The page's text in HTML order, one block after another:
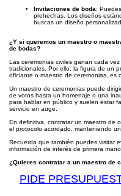
Invitaciones de boda:
prehechas. Los diseños
buscas un diseño
¿Y si queremos un maestro o
de bodas?
Las ceremonias civiles ganan cada
tradicionales. Por ello, la figura de un
oficiante o maestro de ceremonias, es
Un maestro de ceremonias puede
de votos hasta un homenaje o una
para hablar en público y suelen estar
servicio en auge.
En definitiva, contratar un maestro de
el protocolo acordado, manteniendo
Recuerda que también puedes visitar
información de interés de primera mano.
¿Quieres contratar a un maestro de
PIDE